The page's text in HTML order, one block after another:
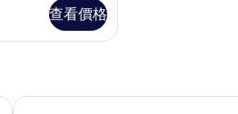
查看價格
美麗殿哥打京那巴魯飯店